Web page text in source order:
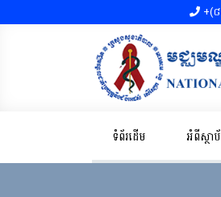
+(
ទំព័រដើម អំពីស្ថា